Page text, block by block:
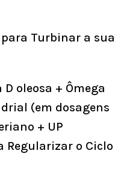
Turbinar a sua
oleosa + Ômega
(em dosagens
+ UP
o Ciclo